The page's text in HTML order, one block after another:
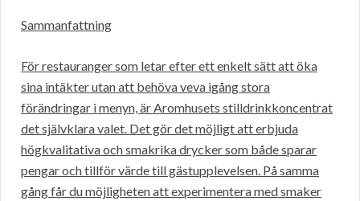
Sammanfattning
För restauranger som letar efter ett enkelt sätt att öka
sina intäkter utan att behöva veva igång stora
förändringar i menyn, är Aromhusets stilldrinkkoncentrat
det självklara valet. Det gör det möjligt att erbjuda
högkvalitativa och smakrika drycker som både sparar
pengar och tillför värde till gästupplevelsen. På samma
gång får du möjligheten att experimentera med smaker